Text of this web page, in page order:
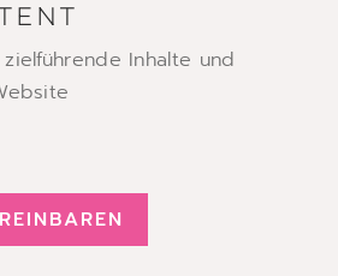
Inhalte und